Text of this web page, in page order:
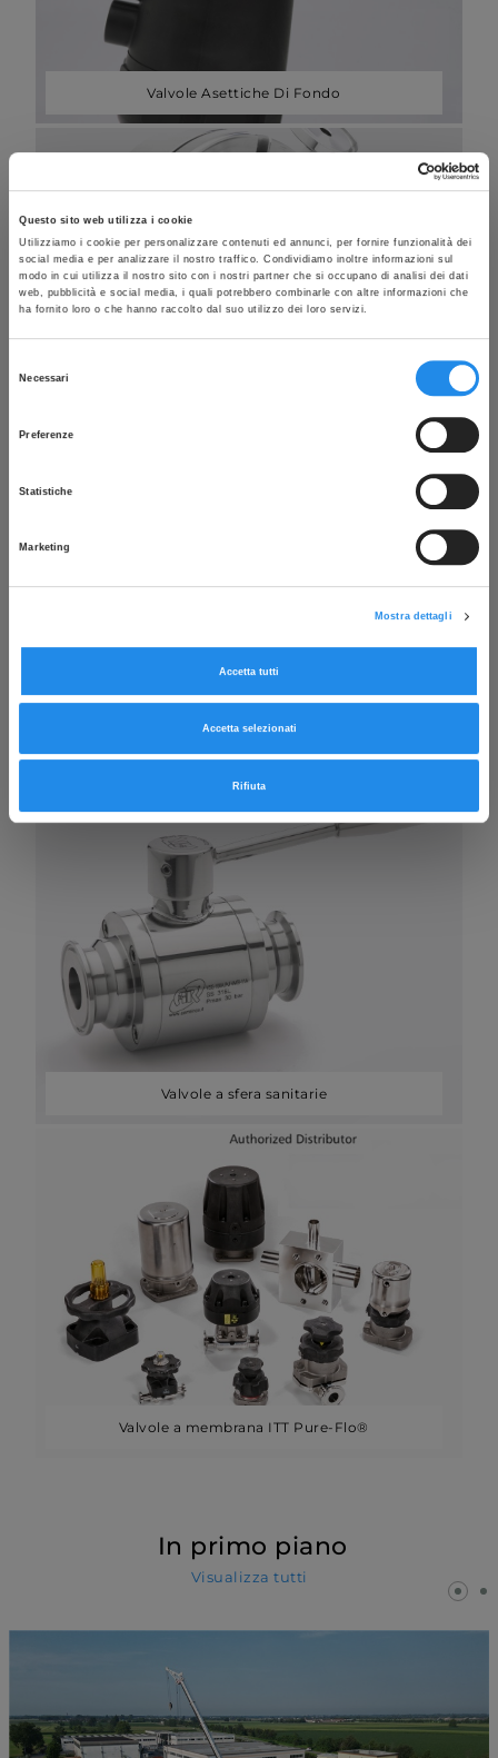
Questo sito web utilizza i cookie
Utilizziamo i cookie per personalizzare contenuti ed annunci, per fornire funzionalità dei
social media e per analizzare il nostro traffico. Condividiamo inoltre informazioni sul
modo in cui utilizza il nostro sito con i nostri partner che si occupano di analisi dei dati
web, pubblicità e social media, i quali potrebbero combinarle con altre informazioni che
ha fornito loro o che hanno raccolto dal suo utilizzo dei loro servizi.
Necessari
Preferenze
Statistiche
Marketing
Mostra dettagli
Accetta tutti
Accetta selezionati
Rifiuta
Valvole Asettiche Di Fondo
Connessioni TKC
Valvole a sfera sanitarie
Valvole a membrana ITT Pure-Flo®
In primo piano
Visualizza tutti